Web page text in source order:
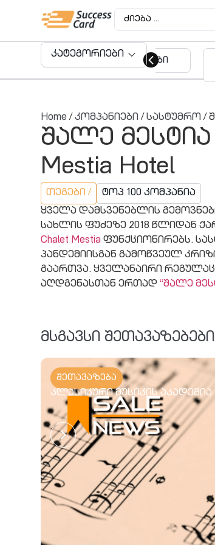
კატეგორიები
ავეჯის მაღაზიები
Home /კომპანიები /სასტუმრო /
შალე მესტია
Mestia Hotel
თეგები /
ტოპ 100 კომპანია
ყველა დამსვენებლის
სახლის ფუძეზე 2018 წლიდან
Chalet Mestia ფუნქციონირებს.
პანდემიისგან გამოწვეულ
გაართვა. ყველანაირი
აღდგენასთან ერთად“შალე
მსგავსი შეთავაზებები
შეთავაზება
კლასიკური მუსიკის აკადემია